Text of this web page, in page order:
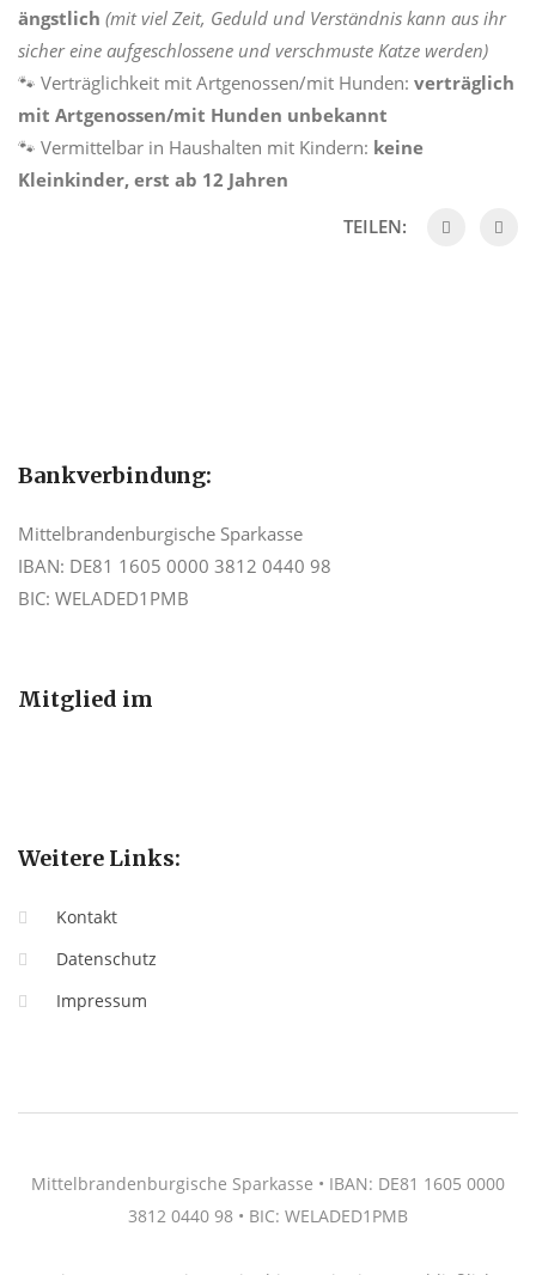
ängstlich (mit viel Zeit, Geduld und Verständnis kann aus ihr
sicher eine aufgeschlossene und verschmuste Katze werden)
🐾 Verträglichkeit mit Artgenossen/mit Hunden: verträglich
mit Artgenossen/mit Hunden unbekannt
🐾 Vermittelbar in Haushalten mit Kindern: keine
Kleinkinder, erst ab 12 Jahren
TEILEN:
Bankverbindung:
Mittelbrandenburgische Sparkasse
IBAN: DE81 1605 0000 3812 0440 98
BIC: WELADED1PMB
Mitglied im
Weitere Links:
Kontakt
Datenschutz
Impressum
Mittelbrandenburgische Sparkasse • IBAN: DE81 1605 0000
3812 0440 98 • BIC: WELADED1PMB